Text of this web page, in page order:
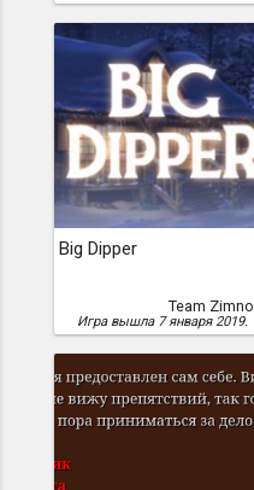
Big Dipper
Team Zimno
Игра вышла 7 января 2019.